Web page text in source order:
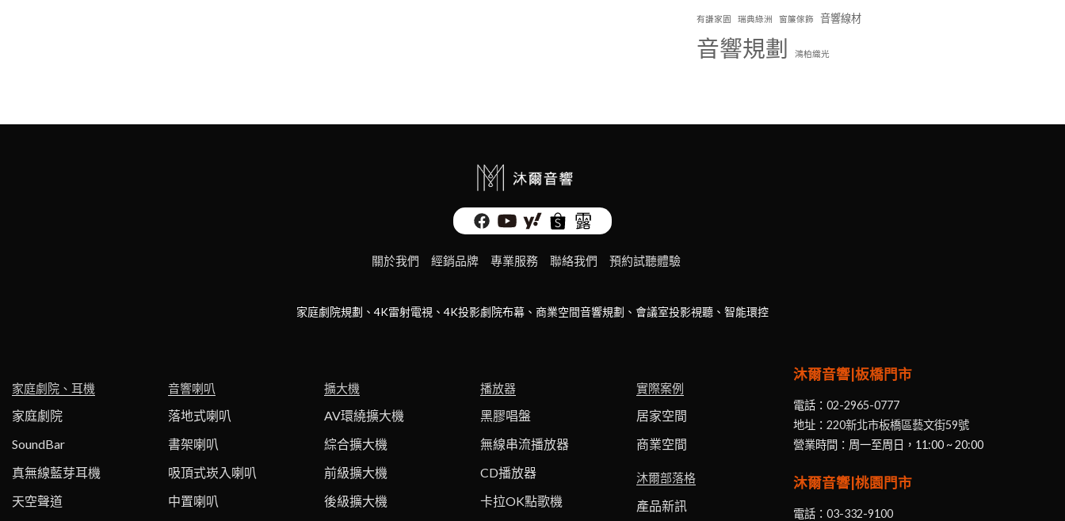
有謙家園 瑞典綠洲 窗簾傢飾 音響線材
音響規劃 鴻柏織光
關於我們 經銷品牌 專業服務 聯絡我們 預約試聽體驗
家庭劇院規劃、4K雷射電視、4K投影劇院布幕、商業空間音響規劃、會議室投影視聽、智能環控
家庭劇院、耳機
家庭劇院
SoundBar
真無線藍芽耳機
天空聲道
音響喇叭
落地式喇叭
書架喇叭
吸頂式崁入喇叭
中置喇叭
擴大機
AV環繞擴大機
綜合擴大機
前級擴大機
後級擴大機
播放器
黑膠唱盤
無線串流播放器
CD播放器
卡拉OK點歌機
實際案例
居家空間
商業空間
沐爾部落格
產品新訊
沐爾音響|板橋門市
電話： 02-2965-0777
地址： 220新北市板橋區藝文街59號
營業時間：周一至周日，11:00 ~ 20:00
沐爾音響|桃園門市
電話： 03-332-9100